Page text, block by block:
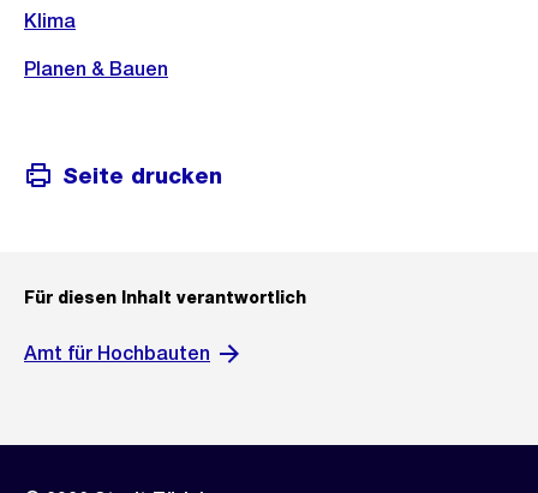
Klima
Planen & Bauen
Seite drucken
Für diesen Inhalt verantwortlich
Amt für Hochbauten